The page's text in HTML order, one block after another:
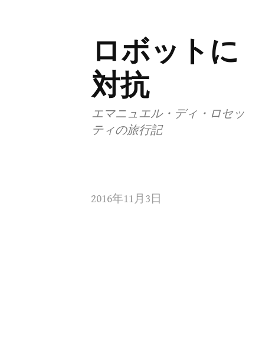
コ
ン
テ
ン
ツ
へ
プ
ロボットに
対抗
エマニュエル・ディ・ロセッ
ティの旅行記
2016年11月3日